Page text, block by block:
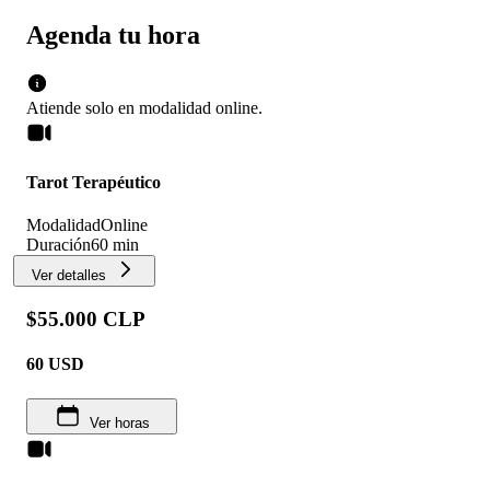
Agenda tu hora
Atiende solo en modalidad online.
Tarot Terapéutico
ModalidadOnline
Duración60 min
Ver detalles
$55.000 CLP
60 USD
Ver horas